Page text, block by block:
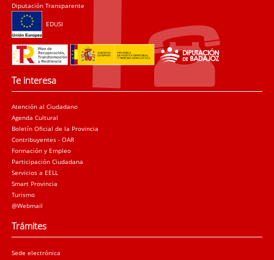
Diputación Transparente
EDUSI
Te interesa
Atención al Ciudadano
Agenda Cultural
Boletín Oficial de la Provincia
Contribuyentes - OAR
Formación y Empleo
Participación Ciudadana
Servicios a EELL
Smart Provincia
Turismo
@Webmail
Trámites
Sede electrónica